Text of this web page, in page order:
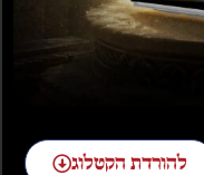
₪
–
100.00
להורדת הקטלוג